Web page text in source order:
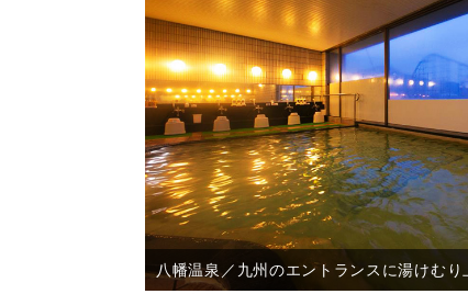
八幡温泉／九州のエントランスに湯けむり